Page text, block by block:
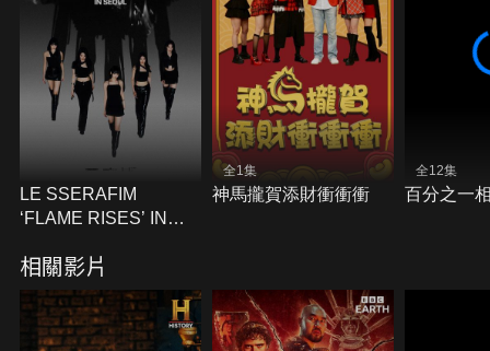
LE SSERAFIM
‘FLAME RISES’ IN
全1集
神馬攏賀添財衝衝衝
全12集
百分之一
相關影片